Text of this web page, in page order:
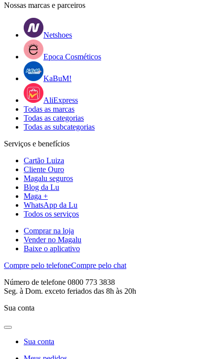
Nossas marcas e parceiros
Netshoes
Epoca Cosméticos
KaBuM!
AliExpress
Todas as marcas
Todas as categorias
Todas as subcategorias
Serviços e benefícios
Cartão Luiza
Cliente Ouro
Magalu seguros
Blog da Lu
Maga +
WhatsApp da Lu
Todos os serviços
Comprar na loja
Vender no Magalu
Baixe o aplicativo
Compre pelo telefoneCompre pelo chat
Número de telefone 0800 773 3838
Seg. à Dom. exceto feriados das 8h às 20h
Sua conta
Sua conta